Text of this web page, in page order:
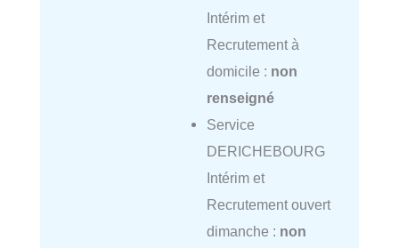
Intérim et
Recrutement à
domicile : non
renseigné
Service
DERICHEBOURG
Intérim et
Recrutement ouvert
dimanche : non